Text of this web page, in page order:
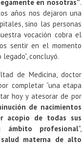
en nosotras”.
años nos dejaron una
sino las personas
vocación cobra el
sentir en el momento
concluyó.
de Medicina, doctor
completar “una etapa
hoy y atesorar de por
de nacimientos
acopio de todas sus
ámbito profesional",
materna de alto